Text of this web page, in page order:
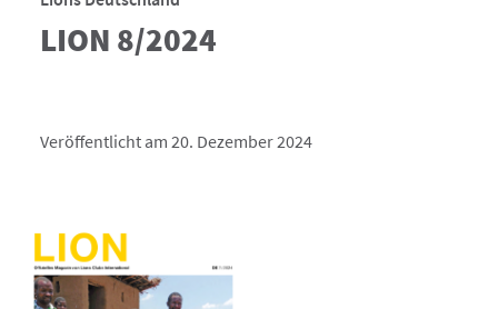
LION 8/2024
Veröffentlicht am 20. Dezember 2024